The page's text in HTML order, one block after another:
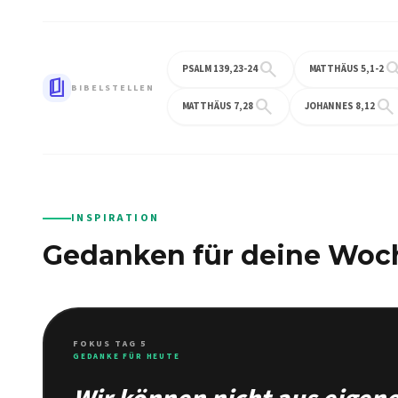
book_5 BIBELSTELLEN
PSALM 139,23-24search MATTHÄUS 5,1-2
MATTHÄUS 7,28 search JOHANNES 8,12 search
INSPIRATION
Gedanken für deine
FOKUS TAG 5
GEDANKE FÜR HEUTE